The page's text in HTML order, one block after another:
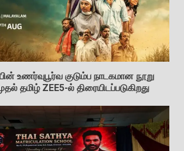
உணர்வுபூர்வ குடும்ப நாடகமான நூறு
தமிழ் ZEE5-ல் திரையிடப்படுகிறது